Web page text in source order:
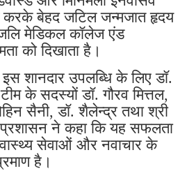
करके बेहद जटिल जन्मजात हृदय
मेडिकल कॉलेज एंड
को दिखाता है।
शानदार उपलब्धि के लिए डॉ.
के सदस्यों डॉ. गौरव मित्तल,
सैनी, डॉ. शैलेन्द्र तथा श्री
ने कहा कि यह सफलता
सेवाओं और नवाचार के
है।